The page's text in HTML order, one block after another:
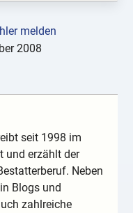
melden
2008
seit 1998 im
und erzählt der
Neben
Blogs und
zahlreiche